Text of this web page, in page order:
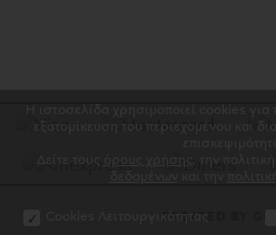
CREATED BY
Η ιστοσελίδα χρησιμοποιεί cookies για
εξατομίκευση του περιεχομένου και
όρους χρήσης , την
δεδομένων
και την
Cookies Λειτουργικότητας